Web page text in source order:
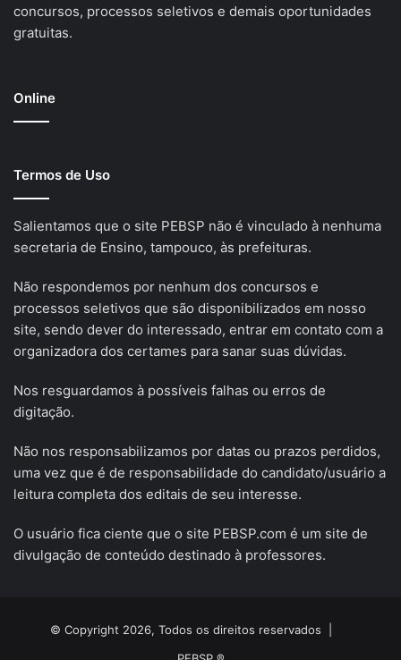
concursos, processos seletivos e demais oportunidades
gratuitas.
Online
Termos de Uso
Salientamos que o site PEBSP não é vinculado à nenhuma
secretaria de Ensino, tampouco, às prefeituras.
Não respondemos por nenhum dos concursos e
processos seletivos que são disponibilizados em nosso
site, sendo dever do interessado, entrar em contato com a
organizadora dos certames para sanar suas dúvidas.
Nos resguardamos à possíveis falhas ou erros de
digitação.
Não nos responsabilizamos por datas ou prazos perdidos,
uma vez que é de responsabilidade do candidato/usuário a
leitura completa dos editais de seu interesse.
O usuário fica ciente que o site PEBSP.com é um site de
divulgação de conteúdo destinado à professores.
© Copyright 2026, Todos os direitos reservados |